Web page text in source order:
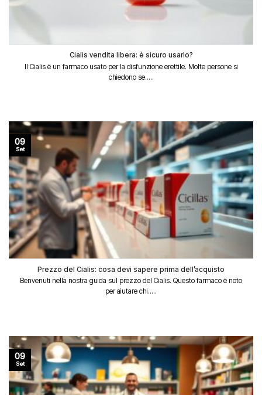
Cialis vendita libera: è sicuro usarlo?
Il Cialis è un farmaco usato per la disfunzione erettile. Molte persone si
chiedono se.....
Prezzo del Cialis: cosa devi sapere prima dell’acquisto
Benvenuti nella nostra guida sul prezzo del Cialis. Questo farmaco è noto
per aiutare chi.....
09
Set
09
Set